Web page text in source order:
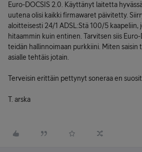
Euro-DOCSIS 2.0. Käyttänyt laitetta
uutena olisi kaikki firmawaret päivitetty.
aloitteisesti 24/1 ADSL:Stä 100/5 kaapeliin,
hitaammin kuin entinen. Tarvitsen siis
teidän hallinnoimaan purkkiini. Miten
asialle tehtäis jotain.
Terveisin erittäin pettynyt soneraa en
T. arska